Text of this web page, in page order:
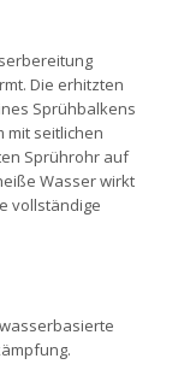
Die erhitzten
Sprühbalkens
mit seitlichen
Sprührohr auf
Wasser wirkt
vollständige
wasserbasierte